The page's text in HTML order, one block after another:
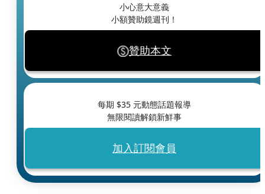
小心意大意義
小額贊助鏡週刊！
贊助本文
每期 $35 元動態話題報導
無限閱讀解鎖新鮮事
加入訂閱會員